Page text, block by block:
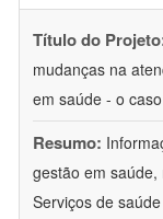
Título do
mudanças na
em saúde - o
Resumo:
gestão em
Serviços de